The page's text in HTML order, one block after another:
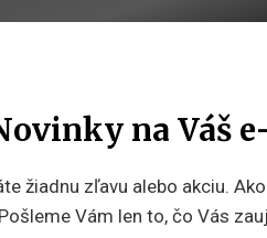
na Váš
žiadnu zľavu alebo akciu.
Vám len to, čo Vás